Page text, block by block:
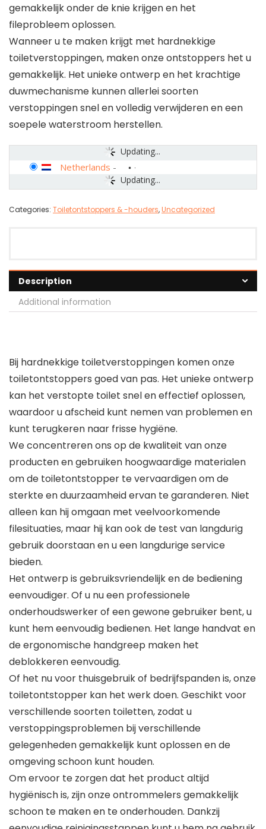
gemakkelijk onder de knie krijgen en het
fileprobleem oplossen.
Wanneer u te maken krijgt met hardnekkige
toiletverstoppingen, maken onze ontstoppers het u
gemakkelijk. Het unieke ontwerp en het krachtige
duwmechanisme kunnen allerlei soorten
verstoppingen snel en volledig verwijderen en een
soepele waterstroom herstellen.
Updating...
Updating...
Netherlands -
Categories: Toiletontstoppers & -houders,Uncategorized
Description
Additional information
Bij hardnekkige toiletverstoppingen komen onze
toiletontstoppers goed van pas. Het unieke ontwerp
kan het verstopte toilet snel en effectief oplossen,
waardoor u afscheid kunt nemen van problemen en
kunt terugkeren naar frisse hygiëne.
We concentreren ons op de kwaliteit van onze
producten en gebruiken hoogwaardige materialen
om de toiletontstopper te vervaardigen om de
sterkte en duurzaamheid ervan te garanderen. Niet
alleen kan hij omgaan met veelvoorkomende
filesituaties, maar hij kan ook de test van langdurig
gebruik doorstaan en u een langdurige service
bieden.
Het ontwerp is gebruiksvriendelijk en de bediening
eenvoudiger. Of u nu een professionele
onderhoudswerker of een gewone gebruiker bent, u
kunt hem eenvoudig bedienen. Het lange handvat en
de ergonomische handgreep maken het
deblokkeren eenvoudig.
Of het nu voor thuisgebruik of bedrijfspanden is, onze
toiletontstopper kan het werk doen. Geschikt voor
verschillende soorten toiletten, zodat u
verstoppingsproblemen bij verschillende
gelegenheden gemakkelijk kunt oplossen en de
omgeving schoon kunt houden.
Om ervoor te zorgen dat het product altijd
hygiënisch is, zijn onze ontrommelers gemakkelijk
schoon te maken en te onderhouden. Dankzij